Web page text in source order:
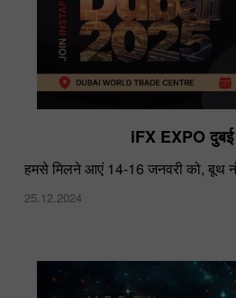
iFX EXPO
हमसे मिलने आएं 14-16 जनवरी को, बूथ
25.12.2024